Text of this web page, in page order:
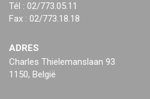
Tél : 02/773.05.11
Fax : 02/773.18.18
ADRES
Charles Thielemanslaan 93
1150, België